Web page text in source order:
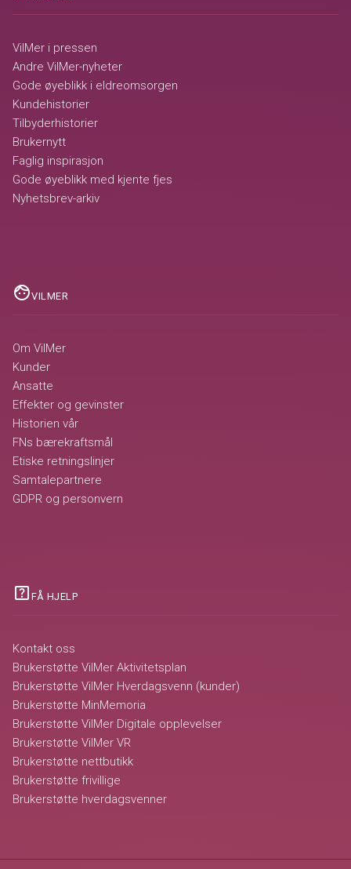
VilMer i pressen
Andre VilMer-nyheter
Gode øyeblikk i eldreomsorgen
Kundehistorier
Tilbyderhistorier
Brukernytt
Faglig inspirasjon
Gode øyeblikk med kjente fjes
Nyhetsbrev-arkiv
faceVILMER
Om VilMer
Kunder
Ansatte
Effekter og gevinster
Historien vår
FNs bærekraftsmål
Etiske retningslinjer
Samtalepartnere
GDPR og personvern
help_center FÅ HJELP
Kontakt oss
Brukerstøtte VilMer Aktivitetsplan
Brukerstøtte VilMer Hverdagsvenn (kunder)
Brukerstøtte MinMemoria
Brukerstøtte VilMer Digitale opplevelser
Brukerstøtte VilMer VR
Brukerstøtte nettbutikk
Brukerstøtte frivillige
Brukerstøtte hverdagsvenner